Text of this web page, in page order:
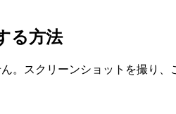
る方法
。スクリーンショットを撮り